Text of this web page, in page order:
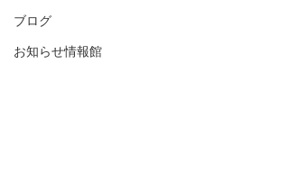
ブログ
お知らせ情報館